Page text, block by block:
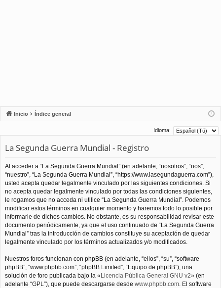
Inicio Índice general
Idioma:
La Segunda Guerra Mundial - Registro
Al acceder a “La Segunda Guerra Mundial” (en adelante, “nosotros”, “nos”,
“nuestro”, “La Segunda Guerra Mundial”, “https://www.lasegundaguerra.com”),
usted acepta quedar legalmente vinculado por las siguientes condiciones. Si
no acepta quedar legalmente vinculado por todas las condiciones siguientes,
le rogamos que no acceda ni utilice “La Segunda Guerra Mundial”. Podemos
modificar estos términos en cualquier momento y haremos todo lo posible por
informarle de dichos cambios. No obstante, es su responsabilidad revisar este
documento periódicamente, ya que el uso continuado de “La Segunda Guerra
Mundial” tras la introducción de cambios constituye su aceptación de quedar
legalmente vinculado por los términos actualizados y/o modificados.
Nuestros foros funcionan con phpBB (en adelante, “ellos”, “su”, “software
phpBB”, “www.phpbb.com”, “phpBB Limited”, “Equipo de phpBB”), una
solución de foro publicada bajo la «Licencia Pública General GNU v2» (en
adelante “GPL”), que puede descargarse desde www.phpbb.com. El software